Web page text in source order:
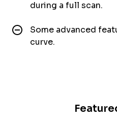
during a full scan.
Some advanced
curve.